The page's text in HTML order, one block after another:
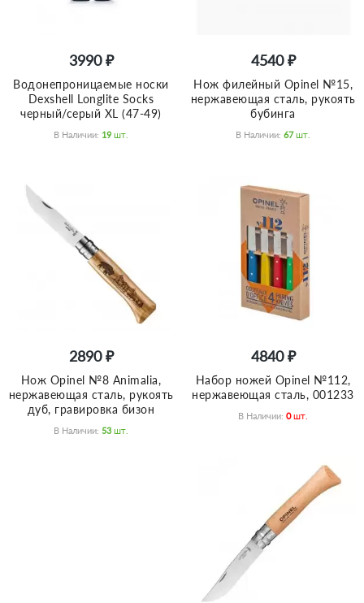
3990 ₽
Водонепроницаемые носки
Dexshell Longlite Socks
черный/серый XL (47-49)
В Наличии: 19 Шт.
4540 ₽
Нож филейный Opinel №15,
нержавеющая сталь, рукоять
бубинга
В Наличии: 67 Шт.
2890 ₽
Нож Opinel №8 Animalia,
нержавеющая сталь, рукоять
дуб, гравировка бизон
В Наличии: 53 Шт.
4840 ₽
Набор ножей Opinel №112,
нержавеющая сталь, 001233
В Наличии: 0 Шт.